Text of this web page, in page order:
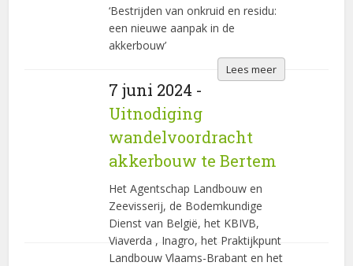
‘Bestrijden van onkruid en residu:
een nieuwe aanpak in de
akkerbouw’
Lees meer
7 juni 2024 -
Uitnodiging
wandelvoordracht
akkerbouw te Bertem
Het Agentschap Landbouw en
Zeevisserij, de Bodemkundige
Dienst van België, het KBIVB,
Viaverda , Inagro, het Praktijkpunt
Landbouw Vlaams-Brabant en het